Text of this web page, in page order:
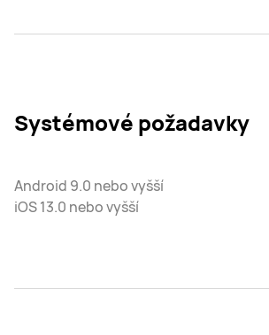
Systémové požadavky
Android 9.0 nebo vyšší
iOS 13.0 nebo vyšší